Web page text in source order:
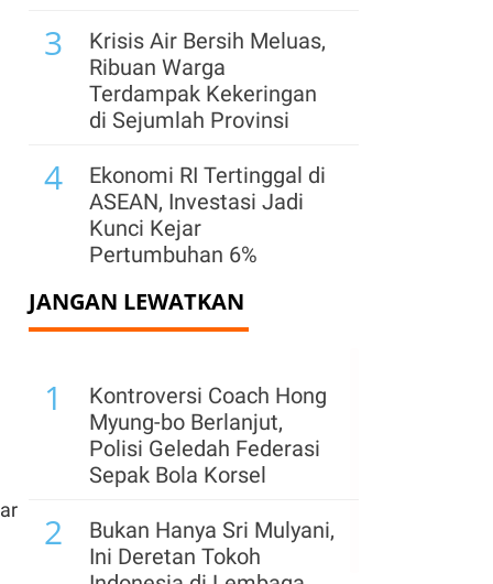
3
Krisis Air Bersih Meluas,
Ribuan Warga
Terdampak Kekeringan
di Sejumlah Provinsi
4
Ekonomi RI Tertinggal di
ASEAN, Investasi Jadi
Kunci Kejar
Pertumbuhan 6%
5
Kementerian ESDM
Klaim PNBP Capai Rp
2026
BGN Temukan 6 Juta
Data Ganda Penerima
Dipercepat
Cadangan Devisa
JANGAN LEWATKAN
1
Kontroversi Coach Hong
Myung-bo Berlanjut,
Polisi Geledah Federasi
Sepak Bola Korsel
2
Bukan Hanya Sri Mulyani,
Ini Deretan Tokoh